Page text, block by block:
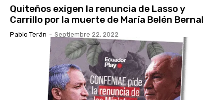
Quiteños exigen la renuncia de Lasso y
Carrillo por la muerte de María Belén Bernal
Pablo Terán - Septiembre 22, 2022